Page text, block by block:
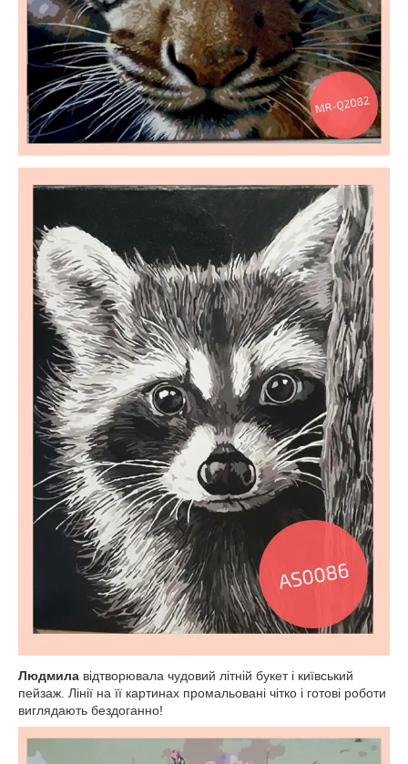
Людмила відтворювала чудовий літній букет і київський
пейзаж. Лінії на її картинах промальовані чітко і готові роботи
виглядають бездоганно!